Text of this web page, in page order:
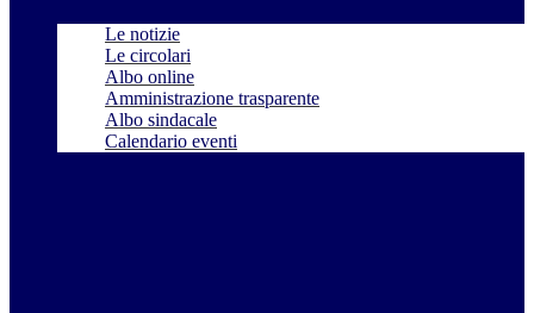
Le notizie
Le circolari
Albo online
Amministrazione trasparente
Albo sindacale
Calendario eventi